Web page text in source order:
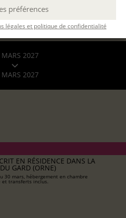
préférences
légales et politique de confidentialité
2027
2027
EN RÉSIDENCE DANS LA
GARD (ORNE)
30 mars, hébergement en chambre
transferts inclus.